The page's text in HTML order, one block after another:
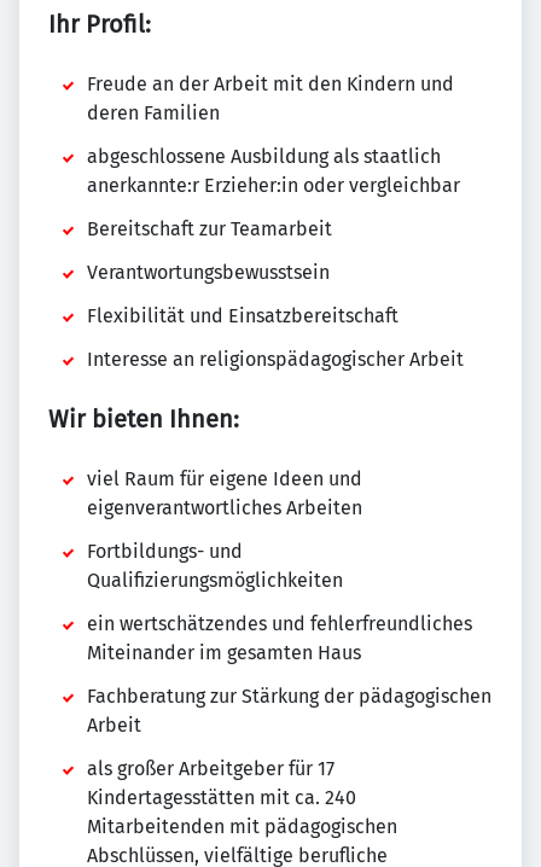
Ihr Profil:
Freude an der Arbeit mit den Kindern und
deren Familien
abgeschlossene Ausbildung als staatlich
anerkannte:r Erzieher:in oder vergleichbar
Bereitschaft zur Teamarbeit
Verantwortungsbewusstsein
Flexibilität und Einsatzbereitschaft
Interesse an religionspädagogischer Arbeit
Wir bieten Ihnen:
viel Raum für eigene Ideen und
eigenverantwortliches Arbeiten
Fortbildungs- und
Qualifizierungsmöglichkeiten
ein wertschätzendes und fehlerfreundliches
Miteinander im gesamten Haus
Fachberatung zur Stärkung der pädagogischen
Arbeit
als großer Arbeitgeber für 17
Kindertagesstätten mit ca. 240
Mitarbeitenden mit pädagogischen
Abschlüssen, vielfältige berufliche